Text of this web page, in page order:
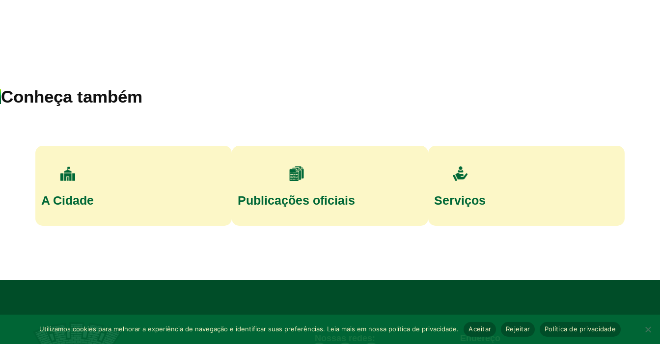
Conheça também
A Cidade Publicações oficiais Serviços
Endereço
Utilizamos cookies para melhorar a experiência de navegação e identificar suas preferências. Leia mais em nossa política de privacidade. Aceitar Rejeitar Política de privacidade